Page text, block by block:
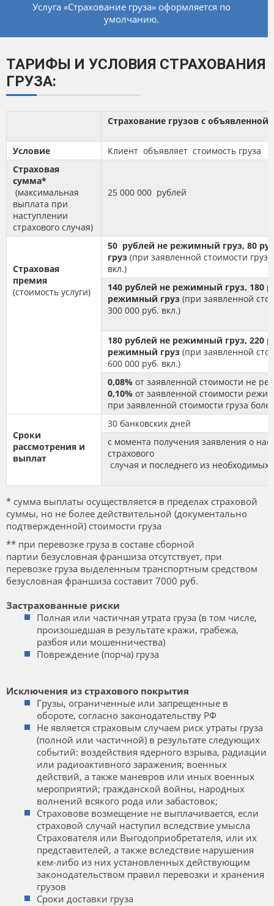
Услуга «Страхование груза» оформляется по
умолчанию.
ТАРИФЫ И УСЛОВИЯ СТРАХОВАНИЯ
ГРУЗА:
Страхование грузов с объявленной
Условие
Клиент объявляет стоимость груза
Страховая
сумма*
(максимальная
выплата при
наступлении
страхового случая)
25 000 000 рублей
Страховая
премия
(стоимость услуги)
50 рублей не режимный груз, 80
груз (при заявленной стоимости
вкл.)
140 рублей не режимный груз, 180
режимный груз (при заявленной
300 000 руб. вкл.)
180 рублей не режимный груз, 220
режимный груз (при заявленной
600 000 руб. вкл.)
0,08% от заявленной стоимости не
0,10% от заявленной стоимости
при заявленной стоимости груза
Сроки
рассмотрения и
выплат
30 банковских дней
с момента получения заявления о
страхового
случая и последнего из необходимых
* сумма выплаты осуществляется в пределах страховой
суммы, но не более действительной (документально
подтвержденной) стоимости груза
** при перевозке груза в составе сборной
партии безусловная франшиза отсутствует, при
перевозке груза выделенным транспортным средством
безусловная франшиза составит 7000 руб.
Застрахованные риски
Полная или частичная утрата груза (в том числе,
произошедшая в результате кражи, грабежа,
разбоя или мошенничества)
Повреждение (порча) груза
Исключения из страхового покрытия
Грузы, ограниченные или запрещенные в
обороте, согласно законодательству РФ
Не является страховым случаем риск утраты груза
(полной или частичной) в результате следующих
событий: воздействия ядерного взрыва, радиации
или радиоактивного заражения; военных
действий, а также маневров или иных военных
мероприятий; гражданской войны, народных
волнений всякого рода или забастовок;
Страховове возмещение не выплачивается, если
страховой случай наступил вследствие умысла
Страхователя или Выгодоприобретателя, или их
представителей, а также вследствие нарушения
кем-либо из них установленных действующим
законодательством правил перевозки и хранения
грузов
Сроки доставки груза